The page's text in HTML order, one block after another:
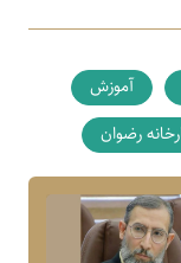
آموزش
رضوان